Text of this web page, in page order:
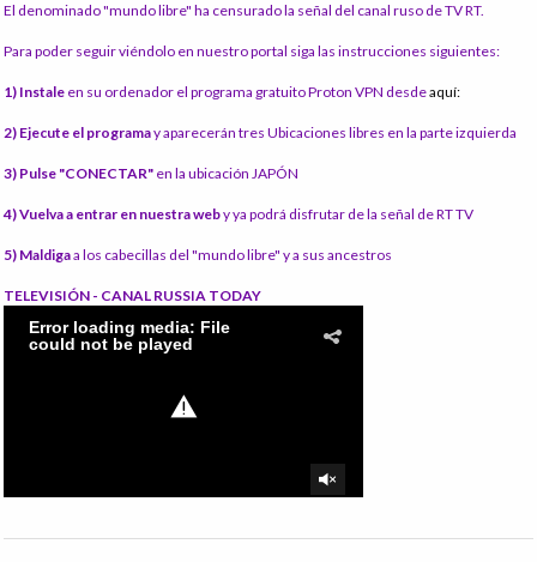
El denominado "mundo libre" ha censurado la señal del canal ruso de TV RT.
Para poder seguir viéndolo en nuestro portal siga las instrucciones siguientes:
1) Instale en su ordenador el programa gratuito Proton VPN desdeaquí:
2) Ejecute el programay aparecerán tres Ubicaciones libres en la parte izquierda
3) Pulse "CONECTAR" en la ubicación JAPÓN
4) Vuelva a entrar en nuestra weby ya podrá disfrutar de la señal de RT TV
5) Maldigaa los cabecillas del "mundo libre" y a sus ancestros
TELEVISIÓN - CANAL RUSSIA TODAY